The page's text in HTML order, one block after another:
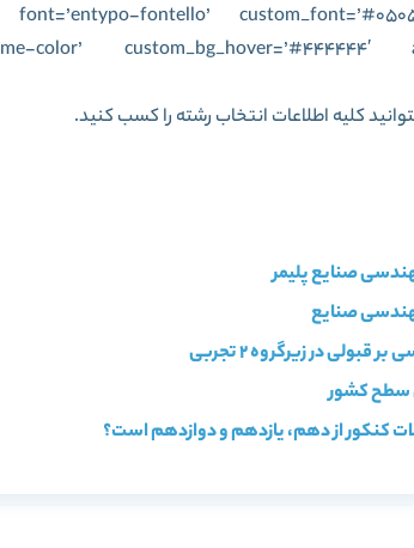
fontello’
color’ custom_bg_hover=’#444444′
کلیه اطلاعات انتخاب رشته را کسب کنید.
صنایع پلیمر
صنایع
قبولی در زیرگروه 2 تجربی
سطح کشور
کنکور از دهم، یازدهم و دوازدهم است؟